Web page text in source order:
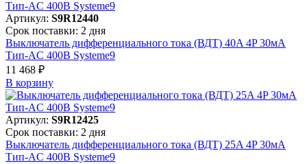
Артикул: S9R12440
Срок поставки: 2 дня
Выключатель дифференциального тока (ВДТ) 40A 4P 30мА
Тип-AC 400В Systeme9
11 468 ₽
В корзинy
Артикул: S9R12425
Срок поставки: 2 дня
Выключатель дифференциального тока (ВДТ) 25A 4P 30мА
Тип-AC 400В Systeme9